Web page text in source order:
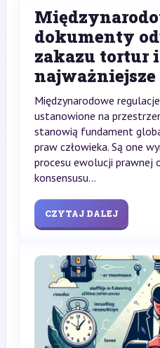
dokumenty
zakazu tortur
najważniejsze
Międzynarodowe
ustanowione na
stanowią fundament
praw człowieka. Są one
procesu ewolucji prawnej
konsensusu...
CZYTAJ DALEJ